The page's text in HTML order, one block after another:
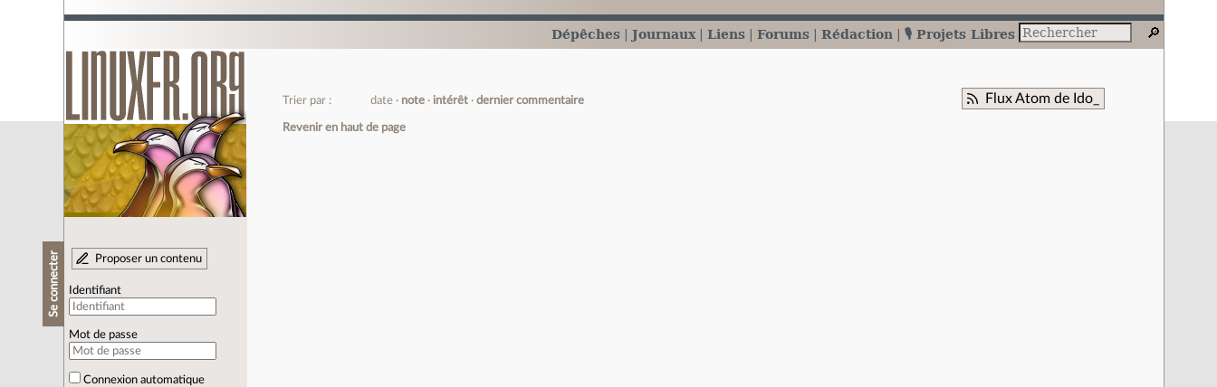
Dépêches Journaux Liens Forums Rédaction 🎙️ Projets Libres
Se connecter Proposer un contenu
Identifiant
Mot de passe
Connexion automatique
Flux Atom de Ido_
Trier par : date note intérêt dernier commentaire
Revenir en haut de page